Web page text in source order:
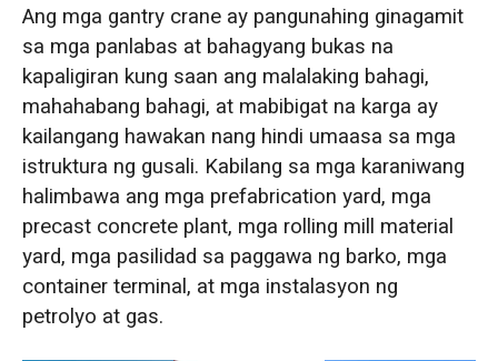
Ang mga gantry crane ay pangunahing ginagamit
sa mga panlabas at bahagyang bukas na
kapaligiran kung saan ang malalaking bahagi,
mahahabang bahagi, at mabibigat na karga ay
kailangang hawakan nang hindi umaasa sa mga
istruktura ng gusali. Kabilang sa mga karaniwang
halimbawa ang mga prefabrication yard, mga
precast concrete plant, mga rolling mill material
yard, mga pasilidad sa paggawa ng barko, mga
container terminal, at mga instalasyon ng
petrolyo at gas.